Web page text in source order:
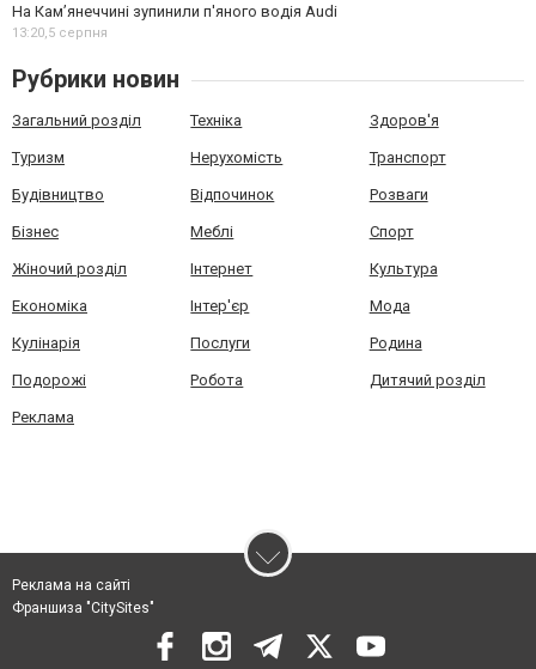
На Камʼянеччині зупинили п'яного водія Audi
13:20,5 серпня
Рубрики новин
Загальний розділ Техніка Здоров'я
Туризм Нерухомість Транспорт
Будівництво Відпочинок Розваги
Бізнес Меблі Спорт
Жіночий розділ Інтернет Культура
Економіка Інтер'єр Мода
Кулінарія Послуги Родина
Подорожі Робота Дитячий розділ
Реклама
Реклама на сайті
Франшиза "CitySites"